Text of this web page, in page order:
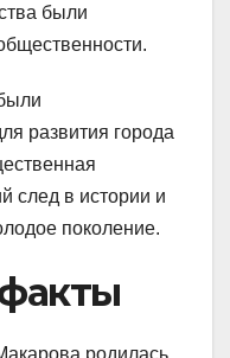
были
развития города
след в истории и
поколение.
родилась